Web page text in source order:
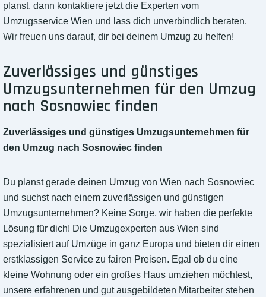
planst, dann kontaktiere jetzt die Experten vom
Umzugsservice Wien und lass dich unverbindlich beraten.
Wir freuen uns darauf, dir bei deinem Umzug zu helfen!
Zuverlässiges und günstiges
Umzugsunternehmen für den Umzug
nach Sosnowiec finden
Zuverlässiges und günstiges Umzugsunternehmen für
den Umzug nach Sosnowiec finden
Du planst gerade deinen Umzug von Wien nach Sosnowiec
und suchst nach einem zuverlässigen und günstigen
Umzugsunternehmen? Keine Sorge, wir haben die perfekte
Lösung für dich! Die Umzugexperten aus Wien sind
spezialisiert auf Umzüge in ganz Europa und bieten dir einen
erstklassigen Service zu fairen Preisen. Egal ob du eine
kleine Wohnung oder ein großes Haus umziehen möchtest,
unsere erfahrenen und gut ausgebildeten Mitarbeiter stehen